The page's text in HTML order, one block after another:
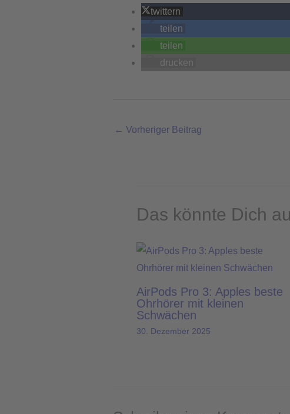
twittern
teilen
teilen
drucken
← Vorheriger Beitrag
Das könnte Dich
AirPods Pro 3: Apples beste
Ohrhörer mit kleinen
Schwächen
30. Dezember 2025